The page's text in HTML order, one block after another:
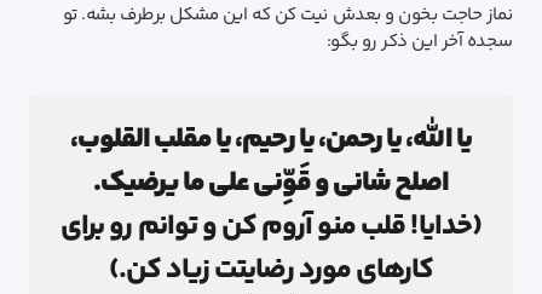
نماز حاجت بخون و بعدش نیت کن که این مشکل برطرف بشه. تو
سجده آخر این ذکر رو بگو:
یا الله، یا رحمن، یا رحیم، یا مقلب القلوب،
اصلح شانی و قَوِّني علی ما یرضیک.
(خدایا! قلب منو آروم کن و توانم رو برای
کارهای مورد رضایتت زیاد کن.)